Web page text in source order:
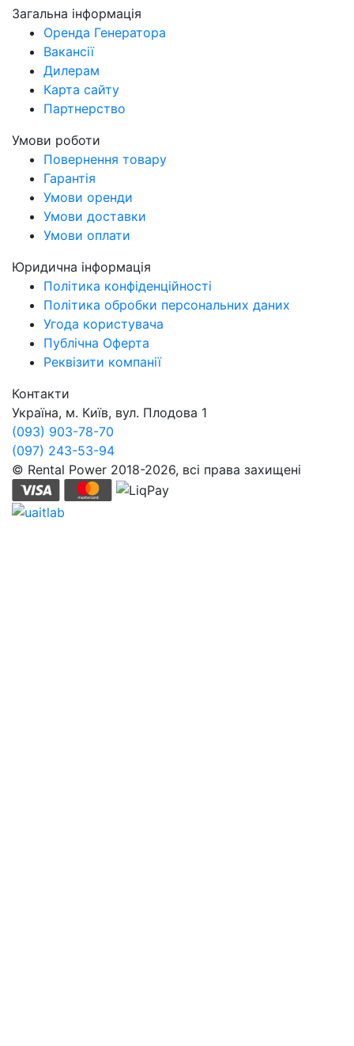
Загальна інформація
Оренда Генератора
Вакансії
Дилерам
Карта сайту
Партнерство
Умови роботи
Повернення товару
Гарантія
Умови оренди
Умови доставки
Умови оплати
Юридична інформація
Політика конфіденційності
Політика обробки персональних даних
Угода користувача
Публічна Оферта
Реквізити компанії
Контакти
Україна, м. Київ, вул. Плодова 1
(093) 903-78-70
(097) 243-53-94
© Rental Power 2018-2026, всі права захищені